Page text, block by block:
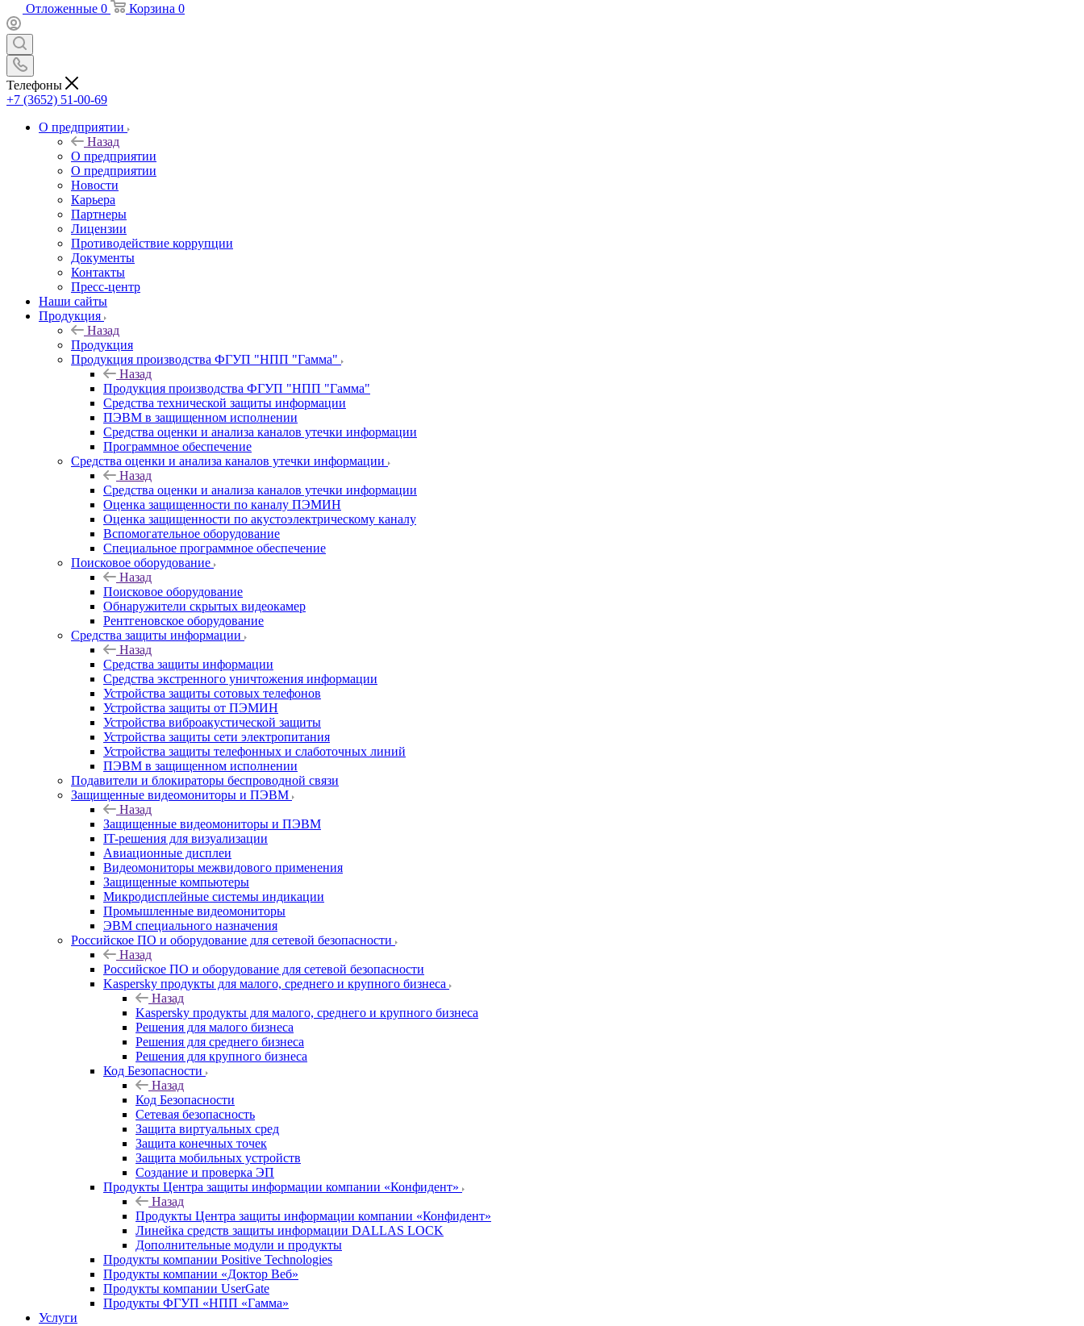
Отложенные 0 Корзина 0
Телефоны
+7 (3652) 51-00-69
О предприятии
Назад
О предприятии
О предприятии
Новости
Карьера
Партнеры
Лицензии
Противодействие коррупции
Документы
Контакты
Пресс-центр
Наши сайты
Продукция
Назад
Продукция
Продукция производства ФГУП "НПП "Гамма"
Назад
Продукция производства ФГУП "НПП "Гамма"
Средства технической защиты информации
ПЭВМ в защищенном исполнении
Средства оценки и анализа каналов утечки информации
Программное обеспечение
Средства оценки и анализа каналов утечки информации
Назад
Средства оценки и анализа каналов утечки информации
Оценка защищенности по каналу ПЭМИН
Оценка защищенности по акустоэлектрическому каналу
Вспомогательное оборудование
Специальное программное обеспечение
Поисковое оборудование
Назад
Поисковое оборудование
Обнаружители скрытых видеокамер
Рентгеновское оборудование
Средства защиты информации
Назад
Средства защиты информации
Средства экстренного уничтожения информации
Устройства защиты сотовых телефонов
Устройства защиты от ПЭМИН
Устройства виброакустической защиты
Устройства защиты сети электропитания
Устройства защиты телефонных и слаботочных линий
ПЭВМ в защищенном исполнении
Подавители и блокираторы беспроводной связи
Защищенные видеомониторы и ПЭВМ
Назад
Защищенные видеомониторы и ПЭВМ
IT-решения для визуализации
Авиационные дисплеи
Видеомониторы межвидового применения
Защищенные компьютеры
Микродисплейные системы индикации
Промышленные видеомониторы
ЭВМ специального назначения
Российское ПО и оборудование для сетевой безопасности
Назад
Российское ПО и оборудование для сетевой безопасности
Kaspersky продукты для малого, среднего и крупного бизнеса
Назад
Kaspersky продукты для малого, среднего и крупного бизнеса
Решения для малого бизнеса
Решения для среднего бизнеса
Решения для крупного бизнеса
Код Безопасности
Назад
Код Безопасности
Сетевая безопасность
Защита виртуальных сред
Защита конечных точек
Защита мобильных устройств
Создание и проверка ЭП
Продукты Центра защиты информации компании «Конфидент»
Назад
Продукты Центра защиты информации компании «Конфидент»
Линейка средств защиты информации DALLAS LOCK
Дополнительные модули и продукты
Продукты компании Positive Technologies
Продукты компании «Доктор Веб»
Продукты компании UserGate
Продукты ФГУП «НПП «Гамма»
Услуги